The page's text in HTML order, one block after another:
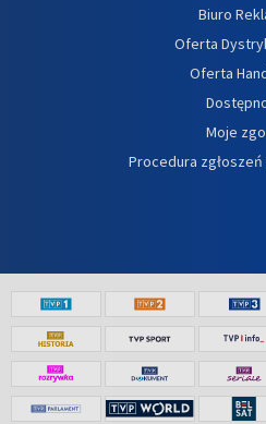
Biuro
Oferta
Oferta
Moje
Procedura